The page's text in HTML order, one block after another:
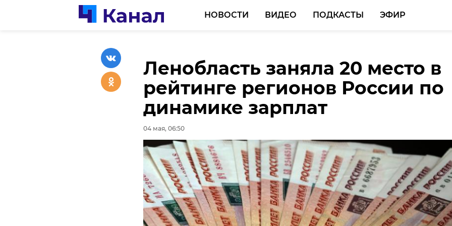
НОВОСТИ ВИДЕО ПОДКАСТЫ ЭФИР
Ленобласть заняла 20 место в
рейтинге регионов России по
динамике зарплат
04 мая, 06:50
Сенатор Перминов рассказал,
почему все больше
абитуриентов выбирает учебу
Ленобласти
03 мая, 18:15